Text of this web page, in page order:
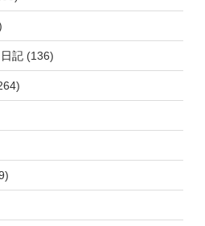
記(136)